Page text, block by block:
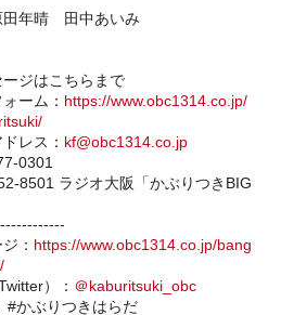
年晴 田中あいみ
ジはこちらまで
ーム： https://www.obc1314.co.jp/
レス： kf@obc1314.co.jp
0301
8501 ラジオ大阪「かぶりつきBIG
： https://www.obc1314.co.jp/bang
）： ＠kaburitsuki_obc
#かぶりつきはらだ